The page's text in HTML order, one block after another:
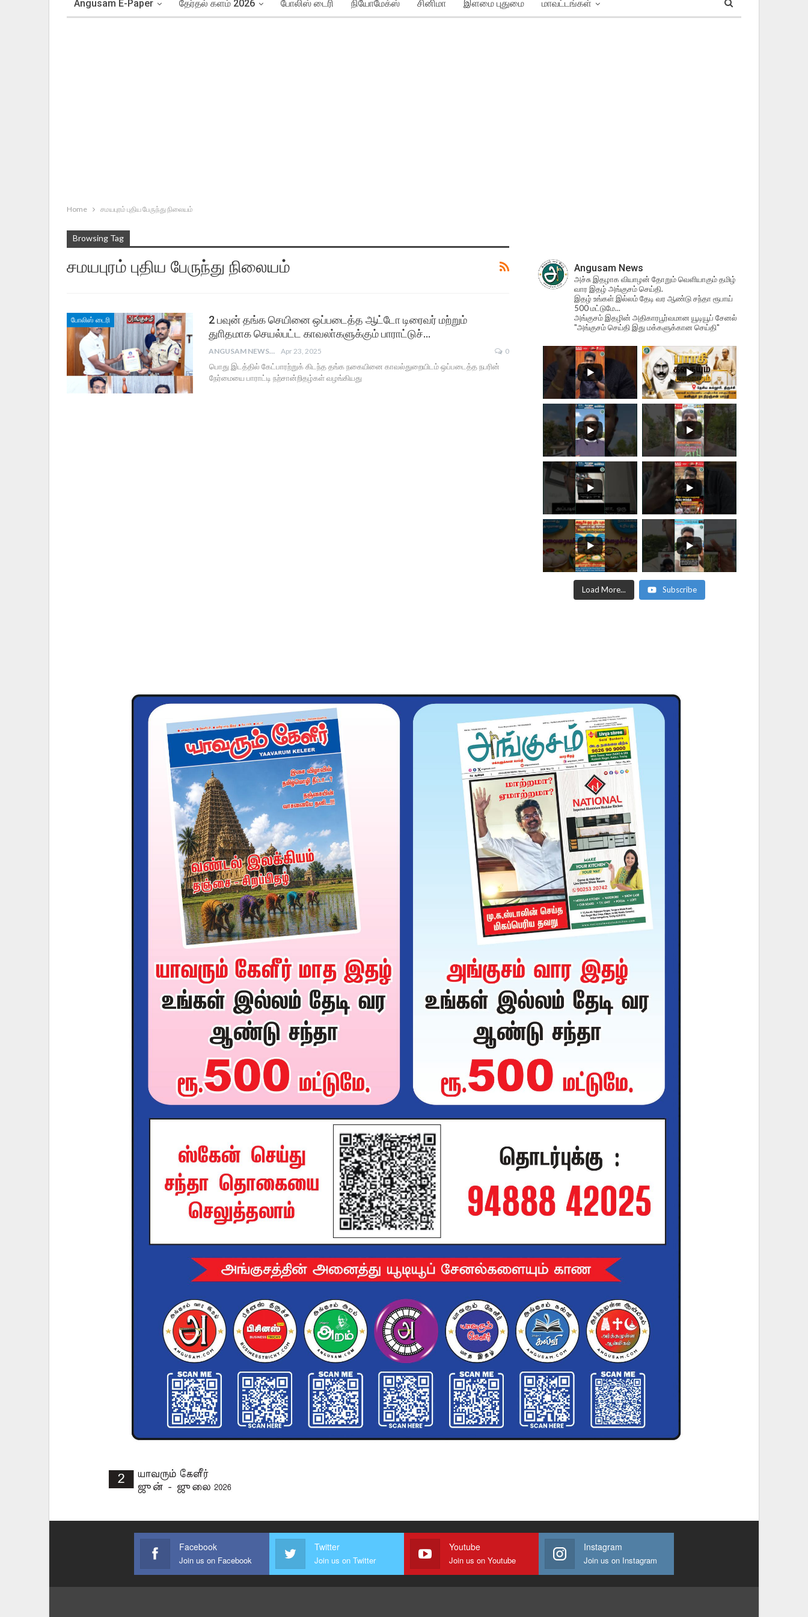
Angusam E-Paper தேர்தல் களம் 2026 போலிஸ் டைரி நியோமேக்ஸ் சினிமா இளமை புதுமை மாவட்டங்கள்
Home சமயபுரம் புதிய பேருந்து நிலையம்
Browsing Tag
சமயபுரம் புதிய பேருந்து நிலையம்
போலிஸ் டைரி
2 பவுன் தங்க செயினை ஒப்படைத்த ஆட்டோ டிரைவர் மற்றும்
துாிதமாக செயல்பட்ட காவலா்களுக்கும் பாராட்டுச்…
ANGUSAM NEWS Apr 23, 2025 0
பொது இடத்தில் கேட்பாரற்றுக் கிடந்த தங்க நகையினை காவல்துறையிடம் ஒப்படைத்த நபரின்
நேர்மையை பாராட்டி நற்சான்றிதழ்கள் வழங்கியது
Angusam News
அச்சு இதழாக வியாழன் தோறும் வெளியாகும் தமிழ்
வார இதழ் அங்குசம் செய்தி.
இதழ் உங்கள் இல்லம் தேடி வர ஆண்டு சந்தா ரூபாய்
500 மட்டுமே...
அங்குசம் இதழின் அதிகாரபூர்வமான யூடியூப் சேனல்
"அங்குசம் செய்தி இது மக்களுக்கான செய்தி"
Load More... Subscribe
Facebook
Join us on Facebook
Twitter
Join us on Twitter
Youtube
Join us on Youtube
Instagram
Join us on Instagram